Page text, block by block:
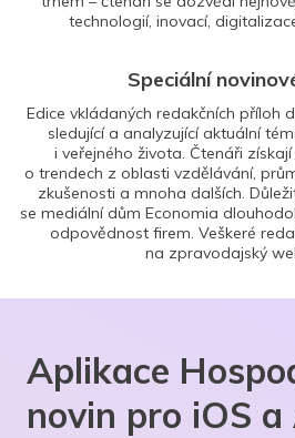
technologií, inovací,
Speciální
Edice vkládaných redakčních příloh
sledující a analyzující aktuální
i veřejného života. Čtenáři
o trendech z oblasti vzdělávání,
zkušenosti a mnoha dalších.
se mediální dům Economia
odpovědnost firem. Veškeré
na zpravodajský
Aplikace
novin pro iOS